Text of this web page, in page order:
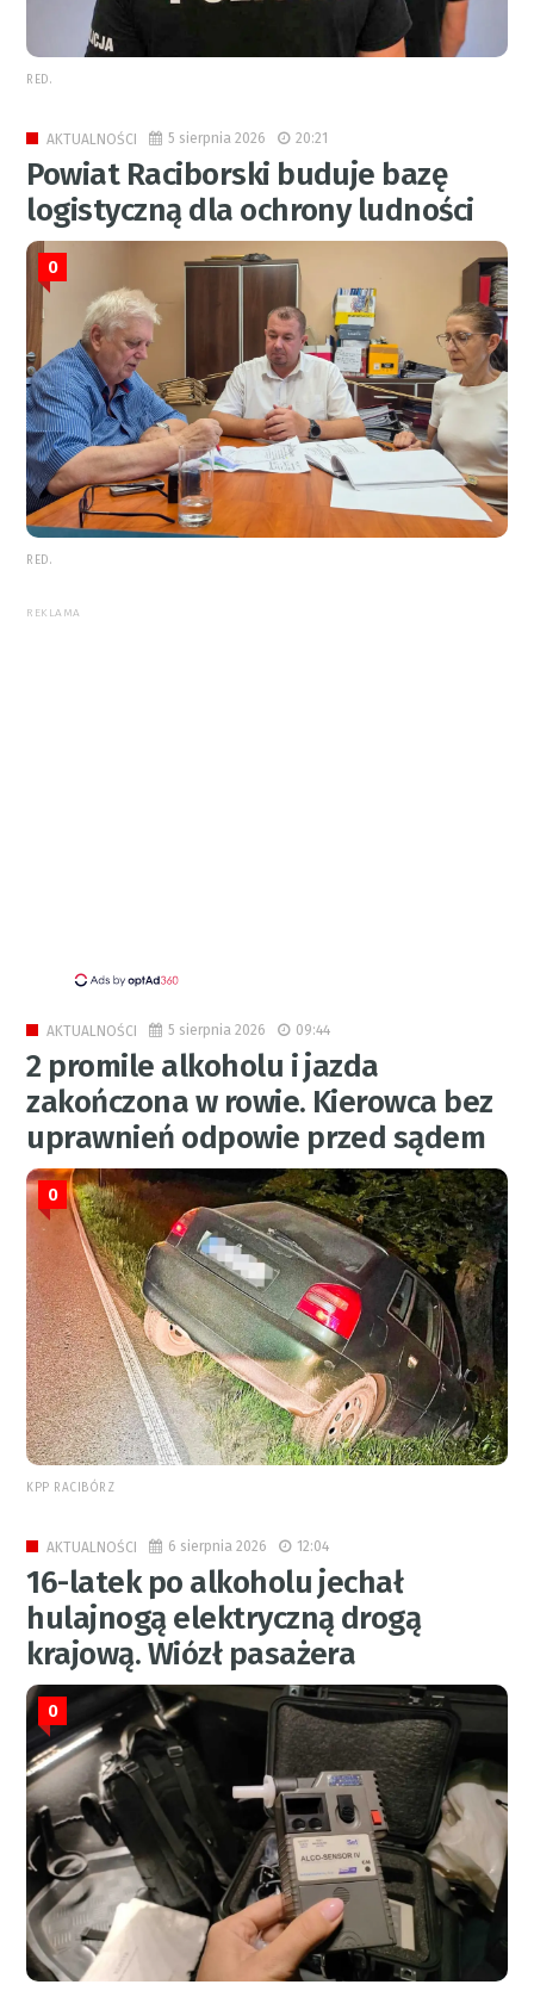
RED.
AKTUALNOŚCI 5 sierpnia 2026 20:21
Powiat Raciborski buduje bazę
logistyczną dla ochrony ludności
0
RED.
REKLAMA
AKTUALNOŚCI 5 sierpnia 2026 09:44
2 promile alkoholu i jazda
zakończona w rowie. Kierowca bez
uprawnień odpowie przed sądem
0
KPP RACIBÓRZ
AKTUALNOŚCI 6 sierpnia 2026 12:04
16-latek po alkoholu jechał
hulajnogą elektryczną drogą
krajową. Wiózł pasażera
0